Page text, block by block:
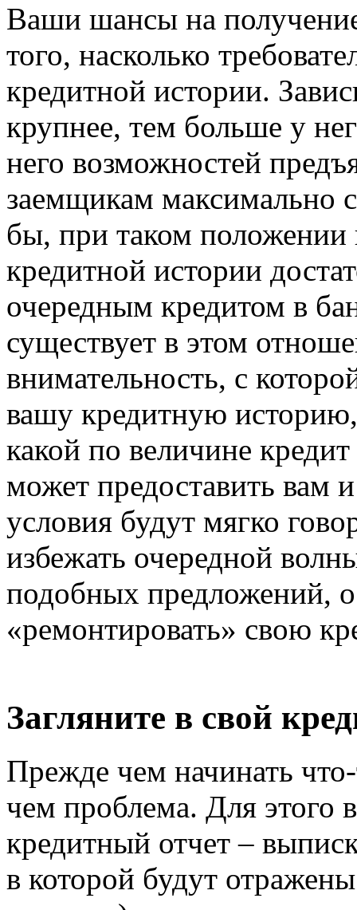
Ваши шансы на получение
того, насколько
кредитной истории.
крупнее, тем больше у
него возможностей
заемщикам максимально
бы, при таком
кредитной истории
очередным кредитом в
существует в этом
внимательность, с
вашу кредитную историю,
какой по величине
может предоставить вам
условия будут мягко
избежать очередной
подобных предложений,
«ремонтировать» свою
Загляните в свой
Прежде чем начинать
чем проблема. Для этого
кредитный отчет –
в которой будут